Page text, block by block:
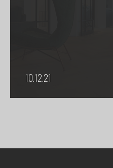
10.12.21